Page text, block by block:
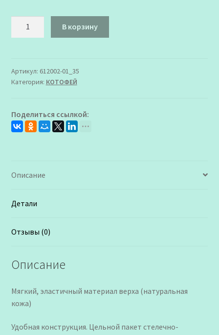
Чешки
Котофей
В корзину
Артикул: 612002-01_35
Категория: КОТОФЕЙ
Поделиться ссылкой:
Описание
Детали
Отзывы (0)
Описание
Мягкий, эластичный материал верха (натуральная
кожа)
Удобная конструкция. Цельной пакет стелечно-